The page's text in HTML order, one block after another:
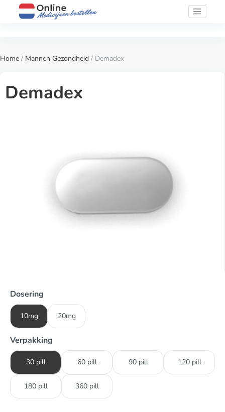
Home / Mannen Gezondheid / Demadex
Demadex
Dosering
10mg 20mg
Verpakking
30 pill 60 pill 90 pill 120 pill
180 pill 360 pill